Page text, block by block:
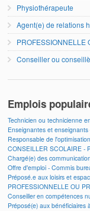
Physiothérapeute
Agent(e) de relations
PROFESSIONNELLE
Conseiller ou
Emplois
Technicien ou technicienne
Enseignantes et
Responsable de
CONSEILLER SCOLAIRE -
Chargé(e) des
Offre d'emploi - Commis
Préposé.e aux loisirs et
PROFESSIONNELLE OU
Conseiller en compétences
Préposé(e) aux bénéficiaires